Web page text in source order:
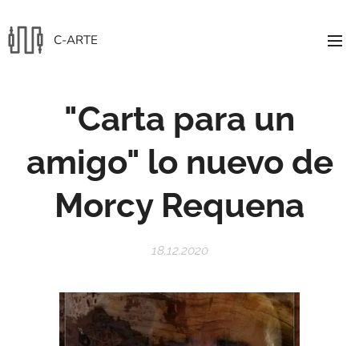
C-ARTE
"Carta para un
amigo" lo nuevo de
Morcy Requena
18.12.2020